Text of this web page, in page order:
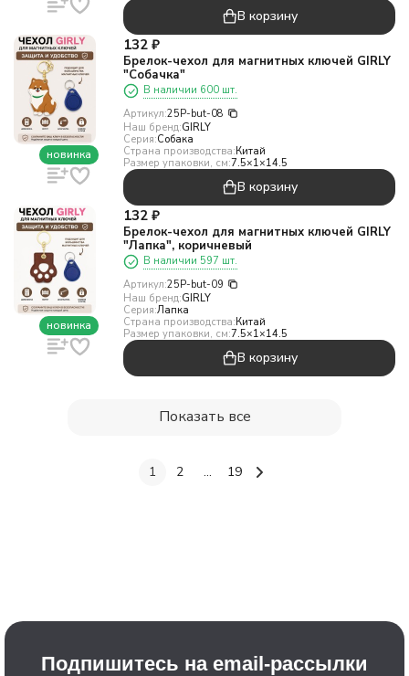
В корзину
новинка
132 ₽
Брелок-чехол для магнитных ключей GIRLY
"Собачка"
В наличии 600 шт.
Артикул:25P-but-08
Наш бренд:GIRLY
Серия:Собака
Страна производства:Китай
Размер упаковки, см:7.5×1×14.5
В корзину
новинка
132 ₽
Брелок-чехол для магнитных ключей GIRLY
"Лапка", коричневый
В наличии 597 шт.
Артикул:25P-but-09
Наш бренд:GIRLY
Серия:Лапка
Страна производства:Китай
Размер упаковки, см:7.5×1×14.5
В корзину
Показать все
1 2 ... 19
Подпишитесь на email-рассылки